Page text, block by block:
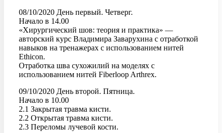
08/10/2020 День первый. Четверг.
Начало в 14.00
«Хирургический шов: теория и практика» —
авторский курс Владимира Заварухина с отработкой
навыков на тренажерах с использованием нитей
Ethicon.
Отработка шва сухожилий на моделях с
использованием нитей Fiberloop Arthrex.
09/10/2020 День второй. Пятница.
Начало в 10.00
2.1 Закрытая травма кисти.
2.2 Открытая травма кисти.
2.3 Переломы лучевой кости.